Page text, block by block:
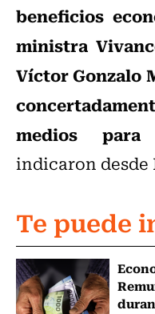
beneficios
ministra
Víctor Gonzalo
medios
indicaron desde
Te puede